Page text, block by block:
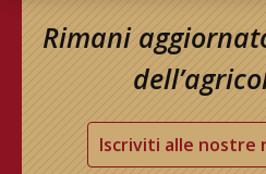
Rimani
Iscriviti alle nostre